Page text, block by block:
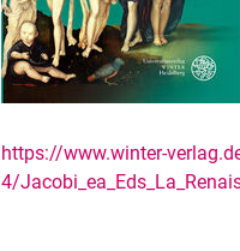
https://www.winter-
4/